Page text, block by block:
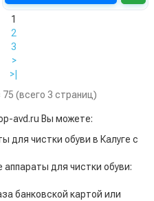
1
2
3
>
>|
75 (всего 3 страниц)
avd.ru Вы можете:
для чистки обуви в Калуге с
для чистки обуви:
банковской картой или